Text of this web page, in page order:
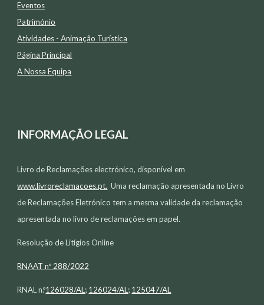
Eventos
Património
Atividades -Animação Turística
Página Principal
A Nossa Equipa
INFORMAÇÃO LEGAL
Livro de Reclamações electrónico, disponível em
www.livroreclamacoes.pt. Uma reclamação apresentada no Livro
de Reclamações Eletrónico tem a mesma validade da reclamação
apresentada no livro de reclamações em papel.
Resolução de Litígios Online
RNAAT nº 288/2022
RNAL n.º126028/AL ; 126024/AL ; 125047/AL